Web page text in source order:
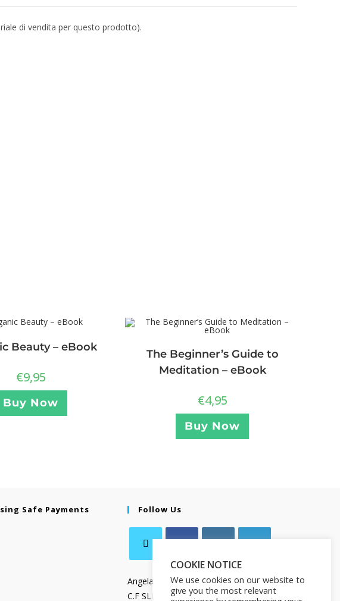
di vendita per questo prodotto).
Beauty – eBook
€9,95
Buy Now
The Beginner’s Guide to
Meditation – eBook
€4,95
Buy Now
Safe Payments Follow Us
Angela Salamanca
C.F SLMNGL73T41Z133X
COOKIE NOTICE
We use cookies on our website to
give you the most relevant